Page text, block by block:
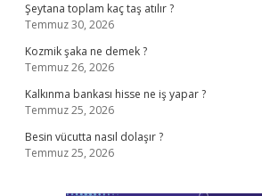
Şeytana toplam kaç taş atılır ?
Temmuz 30, 2026
Kozmik şaka ne demek ?
Temmuz 26, 2026
Kalkınma bankası hisse ne iş yapar ?
Temmuz 25, 2026
Besin vücutta nasıl dolaşır ?
Temmuz 25, 2026